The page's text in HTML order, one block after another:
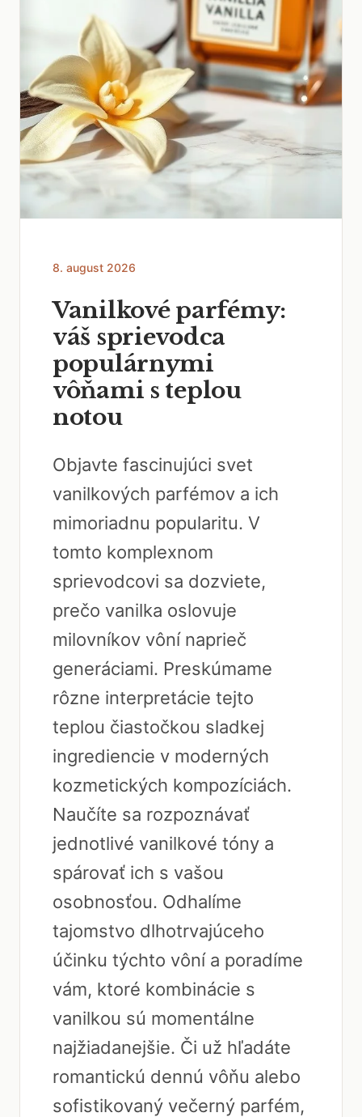
8. august 2026
Vanilkové parfémy:
váš sprievodca
populárnymi
vôňami s teplou
notou
Objavte fascinujúci svet
vanilkových parfémov a ich
mimoriadnu popularitu. V
tomto komplexnom
sprievodcovi sa dozviete,
prečo vanilka oslovuje
milovníkov vôní naprieč
generáciami. Preskúmame
rôzne interpretácie tejto
teplou čiastočkou sladkej
ingrediencie v moderných
kozmetických kompozíciách.
Naučíte sa rozpoznávať
jednotlivé vanilkové tóny a
spárovať ich s vašou
osobnosťou. Odhalíme
tajomstvo dlhotrvajúceho
účinku týchto vôní a poradíme
vám, ktoré kombinácie s
vanilkou sú momentálne
najžiadanejšie. Či už hľadáte
romantickú dennú vôňu alebo
sofistikovaný večerný parfém,